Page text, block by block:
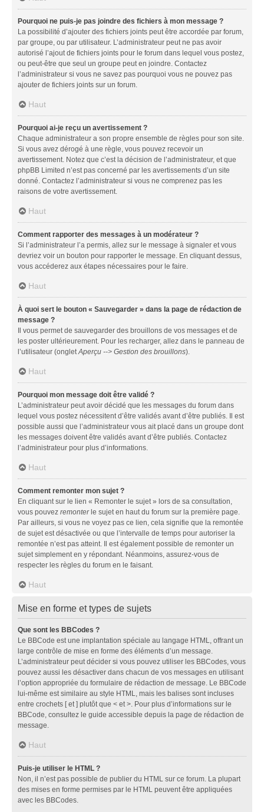
Pourquoi ne puis-je pas joindre des fichiers à mon message ?
La possibilité d’ajouter des fichiers joints peut être accordée par forum,
par groupe, ou par utilisateur. L’administrateur peut ne pas avoir
autorisé l’ajout de fichiers joints pour le forum dans lequel vous postez,
ou peut-être que seul un groupe peut en joindre. Contactez
l’administrateur si vous ne savez pas pourquoi vous ne pouvez pas
ajouter de fichiers joints sur un forum.
Haut
Pourquoi ai-je reçu un avertissement ?
Chaque administrateur a son propre ensemble de règles pour son site.
Si vous avez dérogé à une règle, vous pouvez recevoir un
avertissement. Notez que c’est la décision de l’administrateur, et que
phpBB Limited n’est pas concerné par les avertissements d’un site
donné. Contactez l’administrateur si vous ne comprenez pas les
raisons de votre avertissement.
Haut
Comment rapporter des messages à un modérateur ?
Si l’administrateur l’a permis, allez sur le message à signaler et vous
devriez voir un bouton pour rapporter le message. En cliquant dessus,
vous accéderez aux étapes nécessaires pour le faire.
Haut
À quoi sert le bouton « Sauvegarder » dans la page de rédaction de
message ?
Il vous permet de sauvegarder des brouillons de vos messages et de
les poster ultérieurement. Pour les recharger, allez dans le panneau de
l’utilisateur (ongletAperçu --> Gestion des brouillons).
Haut
Pourquoi mon message doit être validé ?
L’administrateur peut avoir décidé que les messages du forum dans
lequel vous postez nécessitent d’être validés avant d’être publiés. Il est
possible aussi que l’administrateur vous ait placé dans un groupe dont
les messages doivent être validés avant d’être publiés. Contactez
l’administrateur pour plus d’informations.
Haut
Comment remonter mon sujet ?
En cliquant sur le lien « Remonter le sujet » lors de sa consultation,
vous pouvez remonterle sujet en haut du forum sur la première page.
Par ailleurs, si vous ne voyez pas ce lien, cela signifie que la remontée
de sujet est désactivée ou que l’intervalle de temps pour autoriser la
remontée n’est pas atteint. Il est également possible de remonter un
sujet simplement en y répondant. Néanmoins, assurez-vous de
respecter les règles du forum en le faisant.
Haut
Mise en forme et types de sujets
Que sont les BBCodes ?
Le BBCode est une implantation spéciale au langage HTML, offrant un
large contrôle de mise en forme des éléments d’un message.
L’administrateur peut décider si vous pouvez utiliser les BBCodes, vous
pouvez aussi les désactiver dans chacun de vos messages en utilisant
l’option appropriée du formulaire de rédaction de message. Le BBCode
lui-même est similaire au style HTML, mais les balises sont incluses
entre crochets [ et ] plutôt que < et >. Pour plus d’informations sur le
BBCode, consultez le guide accessible depuis la page de rédaction de
message.
Haut
Puis-je utiliser le HTML ?
Non, il n’est pas possible de publier du HTML sur ce forum. La plupart
des mises en forme permises par le HTML peuvent être appliquées
avec les BBCodes.